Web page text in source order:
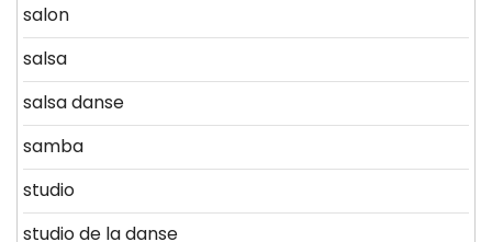
salon
salsa
salsa danse
samba
studio
studio de la danse